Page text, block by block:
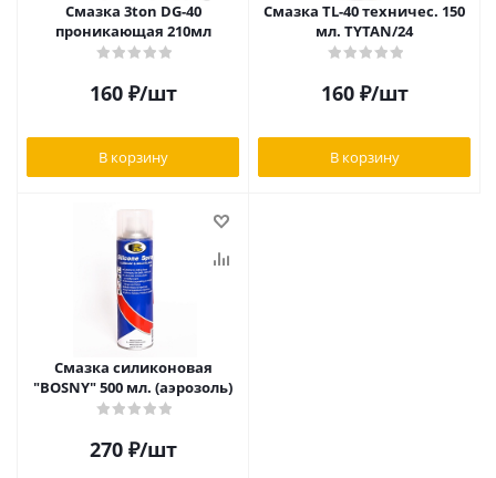
Смазка 3ton DG-40
проникающая 210мл
160₽/шт
В корзину
Смазка TL-40 техничес. 150
мл. TYTAN/24
160₽/шт
В корзину
Смазка силиконовая
"BOSNY" 500 мл. (аэрозоль)
270₽/шт